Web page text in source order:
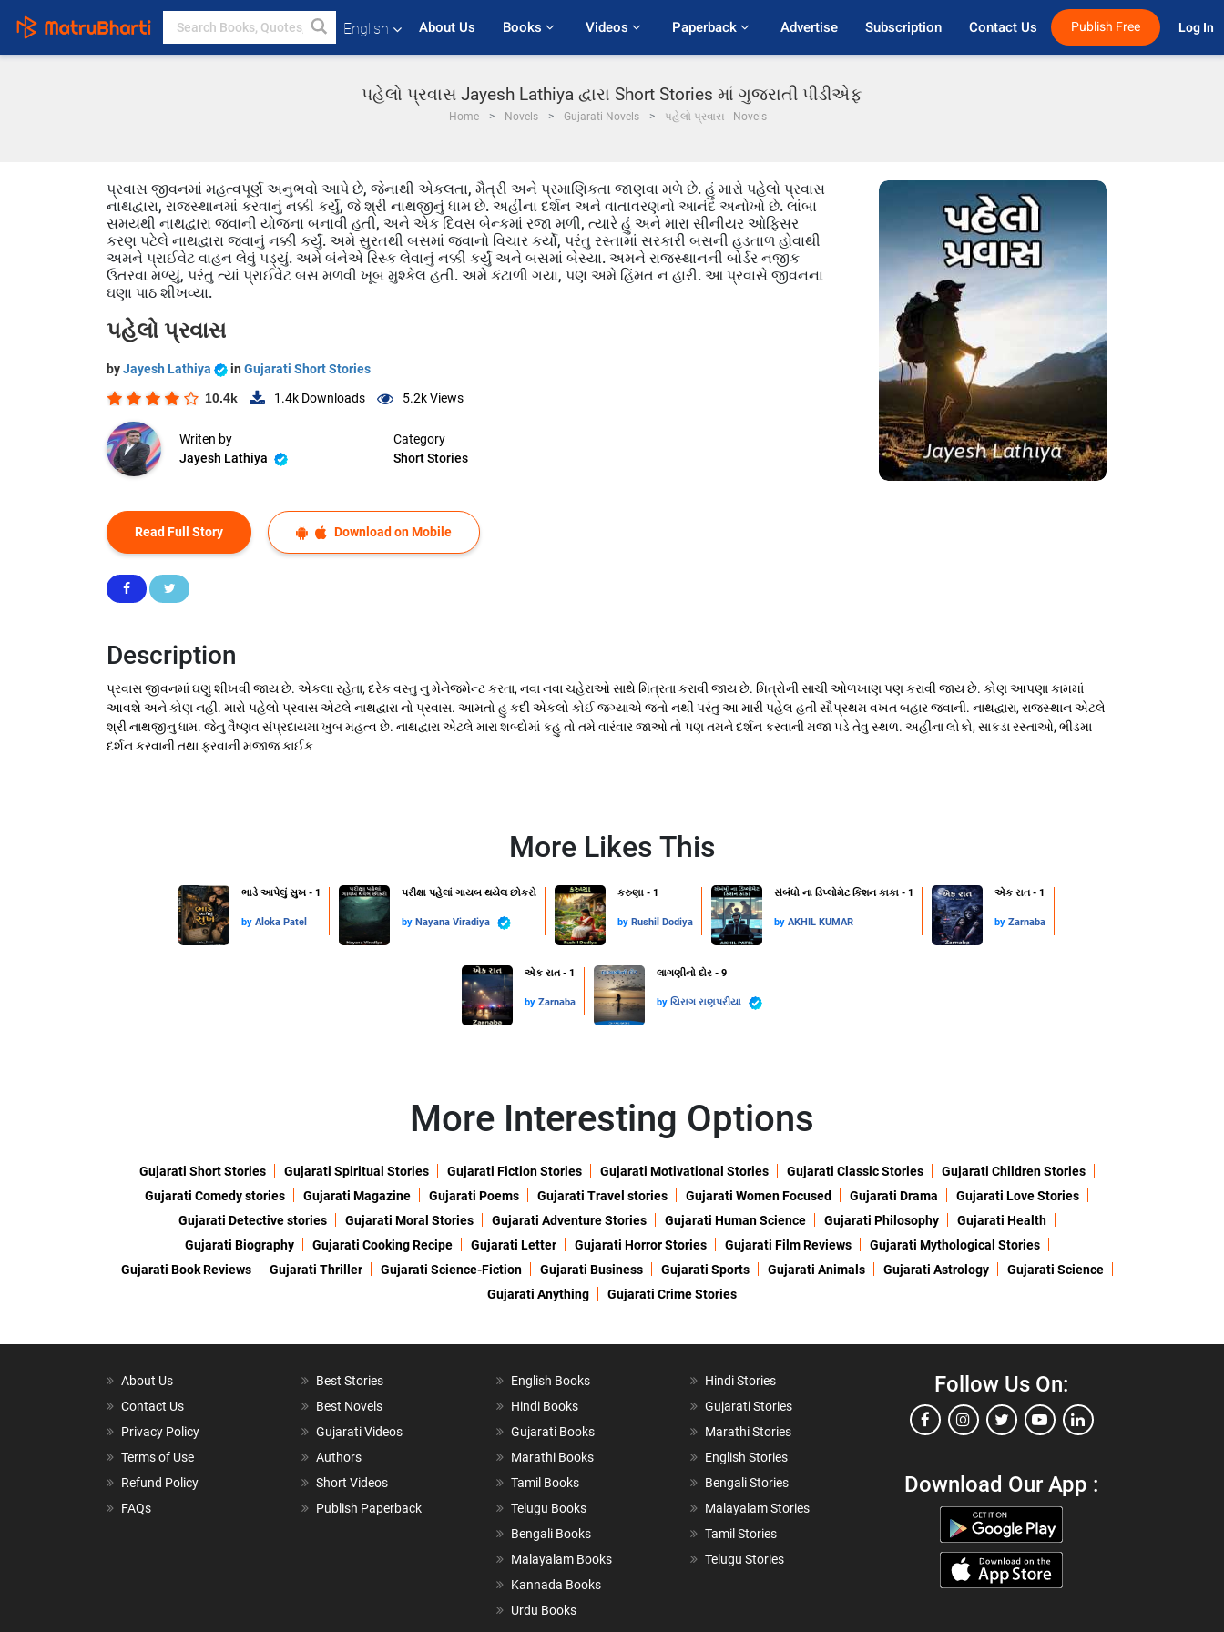
English About Us Books Videos Paperback Advertise Subscription Contact Us Publish Free Log In
પહેલો પ્રવાસ Jayesh Lathiya દ્વારા Short Stories માં ગુજરાતી પીડીએફ
Home Novels Gujarati Novels પહેલો પ્રવાસ - Novels
પ્રવાસ જીવનમાં મહત્વપૂર્ણ અનુભવો આપે છે, જેનાથી એકલતા, મૈત્રી અને પ્રમાણિકતા જાણવા મળે છે. હું મારો પહેલો પ્રવાસ
નાથદ્વારા, રાજસ્થાનમાં કરવાનું નક્કી કર્યું, જે શ્રી નાથજીનું ધામ છે. અહીંના દર્શન અને વાતાવરણનો આનંદ અનોખો છે. લાંબા
સમયથી નાથદ્વારા જવાની યોજના બનાવી હતી, અને એક દિવસ બેન્કમાં રજા મળી, ત્યારે હું અને મારા સીનીયર ઓફિસર
કરણ પટેલે નાથદ્વારા જવાનું નક્કી કર્યું. અમે સુરતથી બસમાં જવાનો વિચાર કર્યો, પરંતુ રસ્તામાં સરકારી બસની હડતાળ હોવાથી
અમને પ્રાઈવેટ વાહન લેવું પડ્યું. અમે બંનેએ રિસ્ક લેવાનું નક્કી કર્યું અને બસમાં બેસ્યા. અમને રાજસ્થાનની બોર્ડર નજીક
ઉતરવા મળ્યું, પરંતુ ત્યાં પ્રાઈવેટ બસ મળવી ખૂબ મુશ્કેલ હતી. અમે કંટાળી ગયા, પણ અમે હિંમત ન હારી. આ પ્રવાસે જીવનના
ઘણા પાઠ શીખવ્યા.
પહેલો પ્રવાસ
byJayesh Lathiya in Gujarati Short Stories
10.4k 1.4k Downloads 5.2kViews
Writen by
Jayesh Lathiya
Category
Short Stories
Read Full Story Download on Mobile
Description
પ્રવાસ જીવનમાં ઘણુ શીખવી જાય છે. એકલા રહેતા, દરેક વસ્તુ નુ મેનેજમેન્ટ કરતા, નવા નવા ચહેરાઓ સાથે મિત્રતા કરાવી જાય છે. મિત્રોની સાચી ઓળખાણ પણ કરાવી જાય છે. કોણ આપણા કામમાં
આવશે અને કોણ નહી. મારો પહેલો પ્રવાસ એટલે નાથદ્વારા નો પ્રવાસ. આમતો હુ કદી એકલો કોઈ જગ્યાએ જતો નથી પરંતુ આ મારી પહેલ હતી સૌપ્રથમ વખત બહાર જવાની. નાથદ્વારા, રાજસ્થાન એટલે
શ્રી નાથજીનુ ધામ. જેનુ વૈષ્ણવ સંપ્રદાયમા ખુબ મહત્વ છે. નાથદ્વારા એટલે મારા શબ્દોમાં કહુ તો તમે વારંવાર જાઓ તો પણ તમને દર્શન કરવાની મજા પડે તેવુ સ્થળ. અહીંના લોકો, સાકડા રસ્તાઓ, ભીડમા
દર્શન કરવાની તથા ફરવાની મજાજ કાઈક
More Likes This
ભાડે આપેલું સુખ - 1
by Aloka Patel
પરીક્ષા પહેલાં ગાયબ થયેલ છોકરો
by Nayana Viradiya
કરુણા - 1
by Rushil Dodiya
સંબંધો ના ડિપ્લોમેટ કિશન કાકા - 1
by AKHIL KUMAR
એક રાત - 1
by Zarnaba
એક રાત - 1
by Zarnaba
લાગણીનો દોર - 9
by ચિરાગ રાણપરીયા
More Interesting Options
Gujarati Short Stories Gujarati Spiritual Stories Gujarati Fiction Stories Gujarati Motivational Stories Gujarati Classic Stories
Gujarati Children Stories
Gujarati Comedy stories
Gujarati Magazine Gujarati Poems Gujarati Travel stories Gujarati Women Focused Gujarati Drama
Gujarati Love Stories
Gujarati Detective stories
Gujarati Moral Stories Gujarati Adventure Stories Gujarati Human Science Gujarati Philosophy
Gujarati Health
Gujarati Biography
Gujarati Cooking Recipe Gujarati Letter Gujarati Horror Stories Gujarati Film Reviews
Gujarati Mythological Stories
Gujarati Book Reviews
Gujarati Thriller Gujarati Science-Fiction Gujarati Business Gujarati Sports Gujarati Animals Gujarati Astrology
Gujarati Science
Gujarati Anything
Gujarati Crime Stories
About Us
Contact Us
Privacy Policy
Terms of Use
Refund Policy
FAQs
Best Stories
Best Novels
Gujarati Videos
Authors
Short Videos
Publish Paperback
English Books
Hindi Books
Gujarati Books
Marathi Books
Tamil Books
Telugu Books
Bengali Books
Malayalam Books
Kannada Books
Urdu Books
Hindi Stories
Gujarati Stories
Marathi Stories
English Stories
Bengali Stories
Malayalam Stories
Tamil Stories
Telugu Stories
Follow Us On:
Download Our App :